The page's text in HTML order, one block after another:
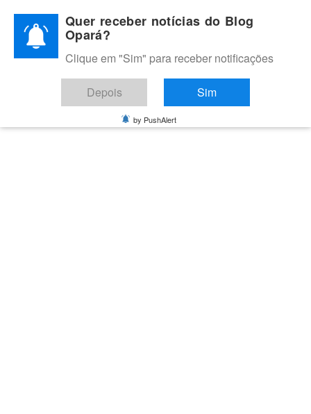
content
BLOG OPARÁ
Melhores notícias de Juazeiro, Petrolina e do Vale do São
Francisco
Quer receber notícias do Blog
Opará?
Clique em "Sim" para receber notificações
Depois Sim
by PushAlert